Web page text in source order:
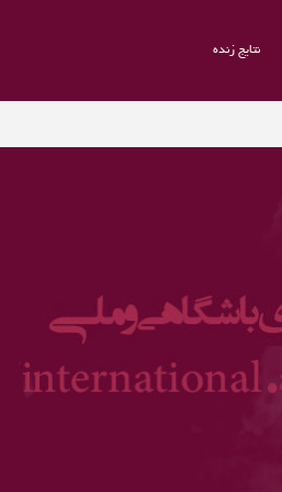
نتایج زنده